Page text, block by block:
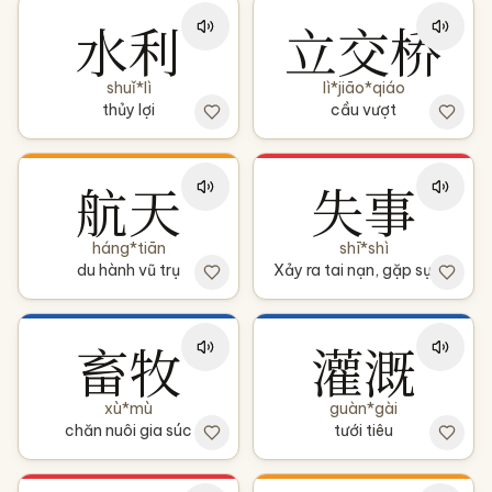
水利
shuǐ*lì
thủy lợi
立交桥
lì*jiāo*qiáo
cầu vượt
航天
háng*tiān
du hành vũ trụ
失事
shī*shì
Xảy ra tai nạn, gặp sự cố
畜牧
xù*mù
chăn nuôi gia súc
灌溉
guàn*gài
tưới tiêu